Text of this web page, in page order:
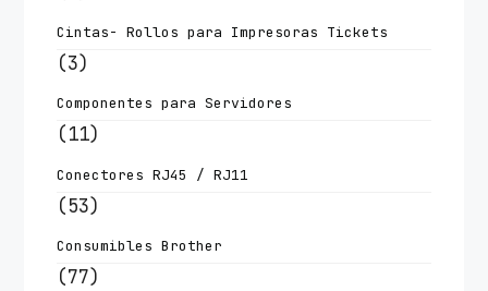
Cintas- Rollos para Impresoras Tickets
(3)
Componentes para Servidores
(11)
Conectores RJ45 / RJ11
(53)
Consumibles Brother
(77)